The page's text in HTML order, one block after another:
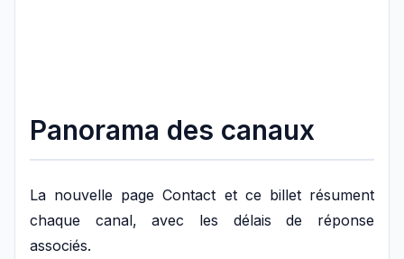
Panorama des canaux
La nouvelle page Contact et ce billet résument
chaque canal, avec les délais de réponse
associés.